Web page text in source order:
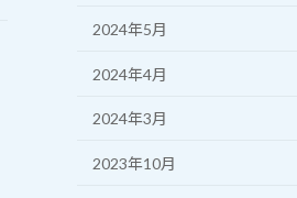
2024年5月
2024年4月
2024年3月
2023年10月